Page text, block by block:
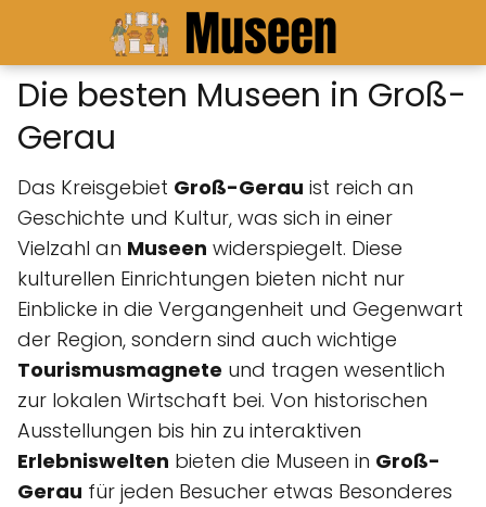
Die besten Museen in Groß-
Gerau
Das Kreisgebiet Groß-Gerau ist reich an
Geschichte und Kultur, was sich in einer
Vielzahl an Museen widerspiegelt. Diese
kulturellen Einrichtungen bieten nicht nur
Einblicke in die Vergangenheit und Gegenwart
der Region, sondern sind auch wichtige
Tourismusmagnete und tragen wesentlich
zur lokalen Wirtschaft bei. Von historischen
Ausstellungen bis hin zu interaktiven
Erlebniswelten bieten die Museen in Groß-
Gerau für jeden Besucher etwas Besonderes